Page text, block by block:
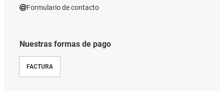
Nuestras formas de pago
FACTURA
Formulario de contacto